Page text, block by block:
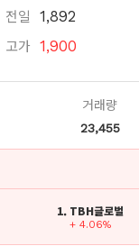
전일 1,892
고가 1,900
거래량
23,455
1. TBH글로벌
+ 4.06%